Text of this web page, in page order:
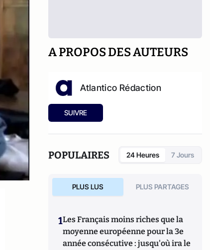
A PROPOS DES AUTEURS
Atlantico Rédaction
SUIVRE
POPULAIRES 24 Heures 7 Jours
PLUS LUS PLUS PARTAGES
1Les Français moins riches que la
moyenne européenne pour la 3e
année consécutive : jusqu'où ira le